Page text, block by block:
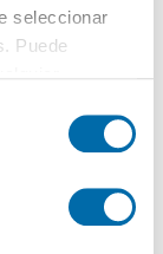
seleccionar
Puede
geográfica
Chiama